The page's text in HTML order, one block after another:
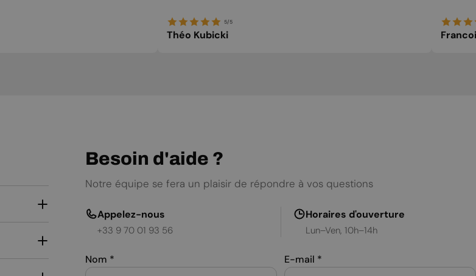
5/5
Théo Kubicki
Besoin d'aide ?
Notre équipe se fera un plaisir de répondre à vos questions
Appelez-nous
+33 9 70 01 93 56
Horaires d'ouverture
Lun–Ven, 10h–14h
Nom * E-mail *